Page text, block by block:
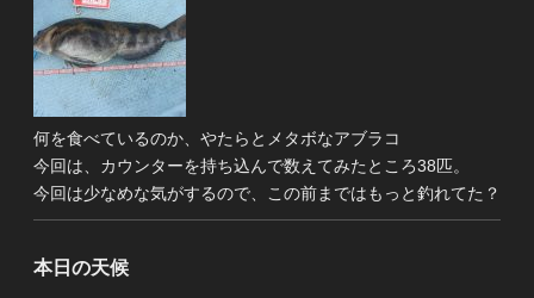
何を食べているのか、やたらとメタボなアブラコ
今回は、カウンターを持ち込んで数えてみたところ38匹。
今回は少なめな気がするので、この前まではもっと釣れてた？
本日の天候